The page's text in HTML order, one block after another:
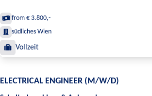
from € 3.800,-
südliches Wien
Vollzeit
ELECTRICAL ENGINEER (M/W/D)